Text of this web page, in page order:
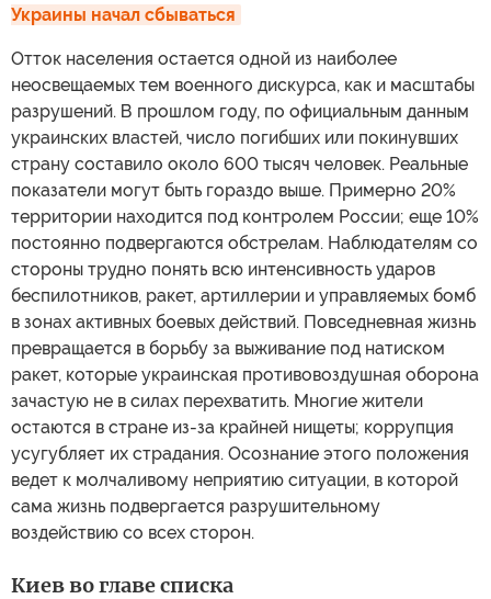
Украины начал сбываться
Отток населения остается одной из наиболее
неосвещаемых тем военного дискурса, как и масштабы
разрушений. В прошлом году, по официальным данным
украинских властей, число погибших или покинувших
страну составило около 600 тысяч человек. Реальные
показатели могут быть гораздо выше. Примерно 20%
территории находится под контролем России; еще 10%
постоянно подвергаются обстрелам. Наблюдателям со
стороны трудно понять всю интенсивность ударов
беспилотников, ракет, артиллерии и управляемых бомб
в зонах активных боевых действий. Повседневная жизнь
превращается в борьбу за выживание под натиском
ракет, которые украинская противовоздушная оборона
зачастую не в силах перехватить. Многие жители
остаются в стране из-за крайней нищеты; коррупция
усугубляет их страдания. Осознание этого положения
ведет к молчаливому неприятию ситуации, в которой
сама жизнь подвергается разрушительному
воздействию со всех сторон.
Киев во главе списка